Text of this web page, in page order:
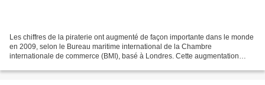
Les chiffres de la piraterie ont augmenté de façon importante dans le monde
en 2009, selon le Bureau maritime international de la Chambre
internationale de commerce (BMI), basé à Londres. Cette augmentation